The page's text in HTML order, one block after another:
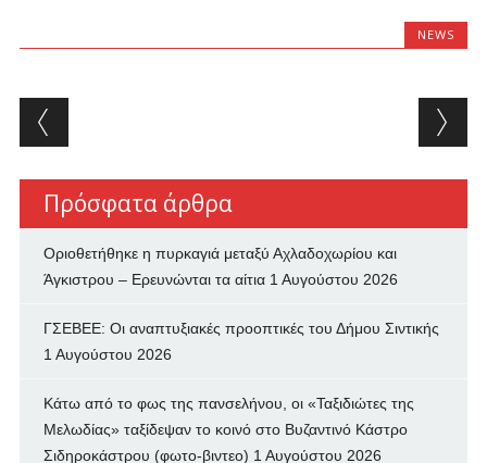
NEWS
Post navigation
Πρόσφατα άρθρα
Οριοθετήθηκε η πυρκαγιά μεταξύ Αχλαδοχωρίου και
Άγκιστρου – Ερευνώνται τα αίτια 1 Αυγούστου 2026
ΓΣΕΒΕΕ: Οι αναπτυξιακές προοπτικές του Δήμου Σιντικής
1 Αυγούστου 2026
Κάτω από το φως της πανσελήνου, οι «Ταξιδιώτες της
Μελωδίας» ταξίδεψαν το κοινό στο Βυζαντινό Κάστρο
Σιδηροκάστρου (φωτο-βιντεο) 1 Αυγούστου 2026